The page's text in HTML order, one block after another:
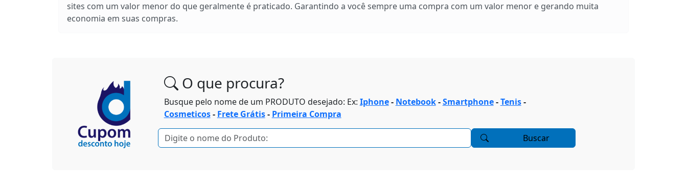
sites com um valor menor do que geralmente é praticado. Garantindo a você sempre uma compra com um valor menor e gerando muita
economia em suas compras.
O que procura?
Busque pelo nome de um PRODUTO desejado: Ex: Iphone- Notebook-Smartphone-Tenis-
Cosmeticos- Frete Grátis- Primeira Compra
Buscar